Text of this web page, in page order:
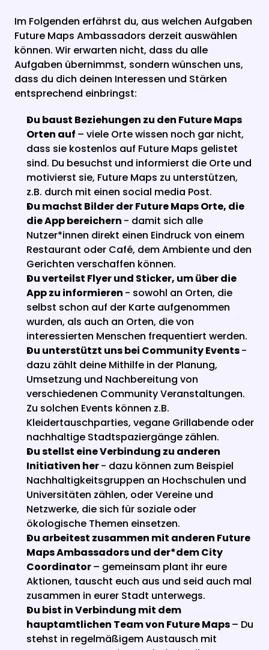
Im Folgenden erfährst du, aus welchen Aufgaben
Future Maps Ambassadors derzeit auswählen
können. Wir erwarten nicht, dass du alle
Aufgaben übernimmst, sondern wünschen uns,
dass du dich deinen Interessen und Stärken
entsprechend einbringst:
Du baust Beziehungen zu den Future Maps
Orten auf – viele Orte wissen noch gar nicht,
dass sie kostenlos auf Future Maps gelistet
sind. Du besuchst und informierst die Orte und
motivierst sie, Future Maps zu unterstützen,
z.B. durch mit einen social media Post.
Du machst Bilder der Future Maps Orte, die
die App bereichern - damit sich alle
Nutzer*innen direkt einen Eindruck von einem
Restaurant oder Café, dem Ambiente und den
Gerichten verschaffen können.
Du verteilst Flyer und Sticker, um über die
App zu informieren - sowohl an Orten, die
selbst schon auf der Karte aufgenommen
wurden, als auch an Orten, die von
interessierten Menschen frequentiert werden.
Du unterstützt uns bei Community Events -
dazu zählt deine Mithilfe in der Planung,
Umsetzung und Nachbereitung von
verschiedenen Community Veranstaltungen.
Zu solchen Events können z.B.
Kleidertauschparties, vegane Grillabende oder
nachhaltige Stadtspaziergänge zählen.
Du stellst eine Verbindung zu anderen
Initiativen her - dazu können zum Beispiel
Nachhaltigkeitsgruppen an Hochschulen und
Universitäten zählen, oder Vereine und
Netzwerke, die sich für soziale oder
ökologische Themen einsetzen.
Du arbeitest zusammen mit anderen Future
Maps Ambassadors und der*dem City
Coordinator – gemeinsam plant ihr eure
Aktionen, tauscht euch aus und seid auch mal
zusammen in eurer Stadt unterwegs.
Du bist in Verbindung mit dem
hauptamtlichen Team von Future Maps – Du
stehst in regelmäßigem Austausch mit